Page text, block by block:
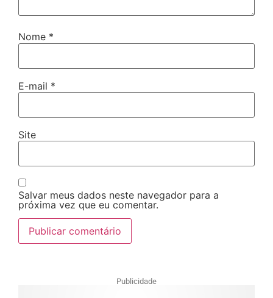
Nome *
E-mail *
Site
Salvar meus dados neste navegador para a
próxima vez que eu comentar.
Publicidade